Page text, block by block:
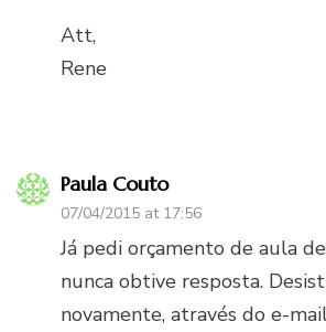
Att,
Rene
Paula Couto
07/04/2015 at 17:56
Já pedi orçamento de aula
nunca obtive resposta.
novamente, através do e-